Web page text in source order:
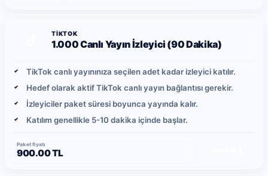
TIKTOK
1.000 Canlı Yayın İzleyici (90 Dakika)
TikTok canlı yayınınıza seçilen adet kadar izleyici katılır.
Hedef olarak aktif TikTok canlı yayın bağlantısı gerekir.
İzleyiciler paket süresi boyunca yayında kalır.
Katılım genellikle 5-10 dakika içinde başlar.
Paket fiyatı
900.00 TL